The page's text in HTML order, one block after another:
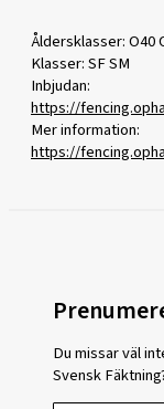
Åldersklasser: O40
Klasser: SF SM
Inbjudan:
https://
Mer information:
https://
Du missar väl
Svensk